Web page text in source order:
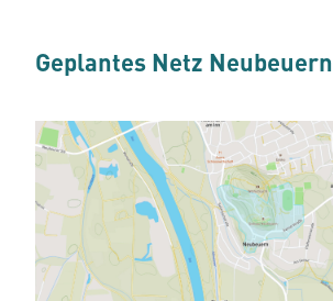
Geplantes Netz Neubeuern